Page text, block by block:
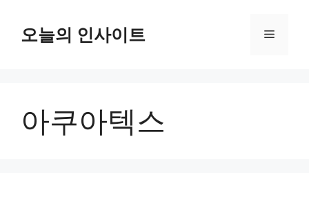
오늘의 인사이트 메
아쿠아텍스